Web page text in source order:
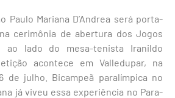
Paulo Mariana D’Andrea será porta-
cerimônia de abertura dos Jogos
ao lado do mesa-tenista Iranildo
acontece em Valledupar, na
de julho. Bicampeã paralímpica no
já viveu essa experiência no Para-